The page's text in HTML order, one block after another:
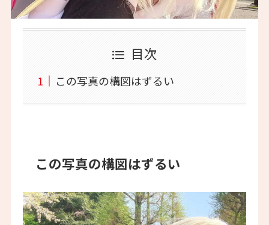
目次
この写真の構図はずるい
この写真の構図はずるい